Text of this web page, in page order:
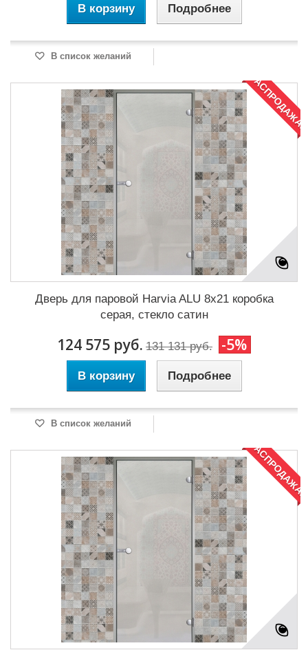
В корзину Подробнее
В список желаний
РАСПРОДАЖА!
Дверь для паровой Harvia ALU 8x21 коробка
серая, стекло сатин
124 575 руб. 131 131 руб. -5%
В корзину Подробнее
В список желаний
РАСПРОДАЖА!